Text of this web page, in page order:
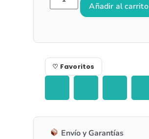
Añadir al carrito
♡ Favoritos
Envío y Garantías